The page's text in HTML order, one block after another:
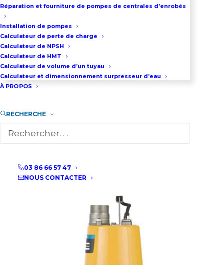
Réparation et fourniture de pompes de centrales d’enrobés
Installation de pompes
Calculateur de perte de charge
Calculateur de NPSH
Calculateur de HMT
Calculateur de volume d’un tuyau
Calculateur et dimensionnement surpresseur d’eau
À PROPOS
RECHERCHE
03 86 66 57 47
NOUS CONTACTER